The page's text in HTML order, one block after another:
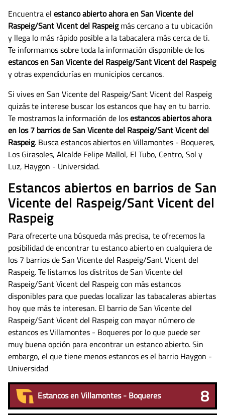
Encuentra el estanco abierto ahora en San Vicente del
Raspeig/Sant Vicent del Raspeigmás cercano a tu ubicación
y llega lo más rápido posible a la tabacalera más cerca de ti.
Te informamos sobre toda la información disponible de los
estancos en San Vicente del Raspeig/Sant Vicent del Raspeig
y otras expendidurías en municipios cercanos.
Si vives en San Vicente del Raspeig/Sant Vicent del Raspeig
quizás te interese buscar los estancos que hay en tu barrio.
Te mostramos la información de losestancos abiertos ahora
en los 7 barrios de San Vicente del Raspeig/Sant Vicent del
Raspeig. Busca estancos abiertos en Villamontes - Boqueres,
Los Girasoles, Alcalde Felipe Mallol, El Tubo, Centro, Sol y
Luz, Haygon - Universidad.
Estancos abiertos en barrios de San
Vicente del Raspeig/Sant Vicent del
Raspeig
Para ofrecerte una búsqueda más precisa, te ofrecemos la
posibilidad de encontrar tu estanco abierto en cualquiera de
los 7 barrios de San Vicente del Raspeig/Sant Vicent del
Raspeig. Te listamos los distritos de San Vicente del
Raspeig/Sant Vicent del Raspeig con más estancos
disponibles para que puedas localizar las tabacaleras abiertas
hoy que más te interesan. El barrio de San Vicente del
Raspeig/Sant Vicent del Raspeig con mayor número de
estancos es Villamontes - Boqueres por lo que puede ser
muy buena opción para encontrar un estanco abierto. Sin
embargo, el que tiene menos estancos es el barrio Haygon -
Universidad
Estancos en Villamontes - Boqueres 8